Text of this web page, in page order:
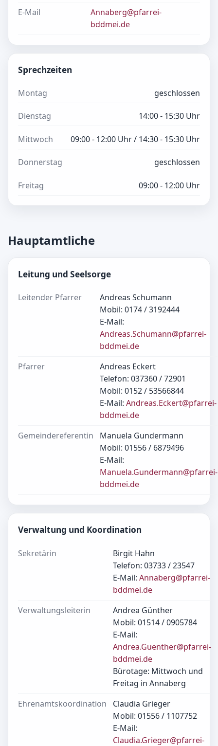
E-Mail
Annaberg@pfarrei-
bddmei.de
Sprechzeiten
Montag geschlossen
Dienstag 14:00 - 15:30 Uhr
Mittwoch 09:00 - 12:00 Uhr / 14:30 - 15:30 Uhr
Donnerstag geschlossen
Freitag 09:00 - 12:00 Uhr
Hauptamtliche
Leitung und Seelsorge
Leitender Pfarrer
Andreas Schumann
Mobil: 0174 / 3192444
E-Mail:
Andreas.Schumann@pfarrei-
bddmei.de
Pfarrer
Andreas Eckert
Telefon: 037360 / 72901
Mobil: 0152 / 53566844
E-Mail: Andreas.Eckert@pfarrei-
bddmei.de
Gemeindereferentin
Manuela Gundermann
Mobil: 01556 / 6879496
E-Mail:
Manuela.Gundermann@pfarrei-
bddmei.de
Verwaltung und Koordination
Sekretärin
Birgit Hahn
Telefon: 03733 / 23547
E-Mail: Annaberg@pfarrei-
bddmei.de
Verwaltungsleiterin
Andrea Günther
Mobil: 01514 / 0905784
E-Mail:
Andrea.Guenther@pfarrei-
bddmei.de
Bürotage: Mittwoch und
Freitag in Annaberg
Ehrenamtskoordination
Claudia Grieger
Mobil: 01556 / 1107752
E-Mail:
Claudia.Grieger@pfarrei-